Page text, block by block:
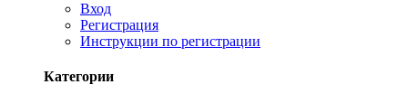
Вход
Регистрация
Инструкции по регистрации
Категории